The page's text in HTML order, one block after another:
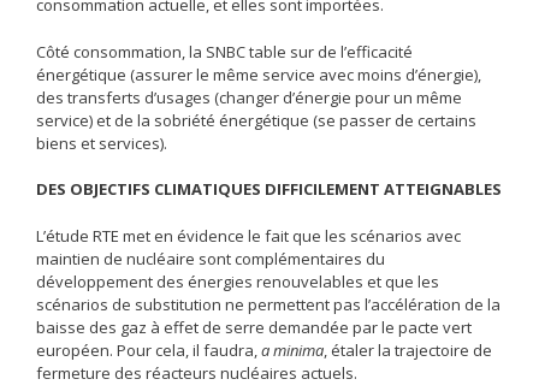
consommation actuelle, et elles sont importées.
Côté consommation, la SNBC table sur de l’efficacité
énergétique (assurer le même service avec moins d’énergie),
des transferts d’usages (changer d’énergie pour un même
service) et de la sobriété énergétique (se passer de certains
biens et services).
DES OBJECTIFS CLIMATIQUES DIFFICILEMENT ATTEIGNABLES
L’étude RTE met en évidence le fait que les scénarios avec
maintien de nucléaire sont complémentaires du
développement des énergies renouvelables et que les
scénarios de substitution ne permettent pas l’accélération de la
baisse des gaz à effet de serre demandée par le pacte vert
européen. Pour cela, il faudra,a minima, étaler la trajectoire de
fermeture des réacteurs nucléaires actuels.